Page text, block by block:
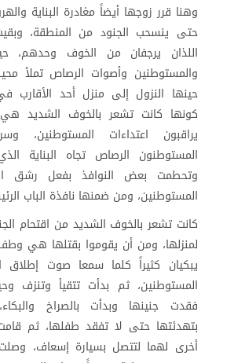
وهنا قرر زوجها أيضاً مغادرة البناية
حتى ينسحب الجنود من المنطقة،
اللذان يرجفان من الخوف وحدهم،
والمستوطنين وأصوات الرصاص تملأ
حينها النزول إلى منزل أحد الأقارب
كونها كانت تشعر بالخوف الشديد هي
يراقبون اعتداءات المستوطنين،
المستوطنون الرصاص تجاه البناية
وتحطمت بعض النوافذ بفعل رشق
المستوطنين، ومن ضمنها نافذة الباب
كانت تشعر بالخوف الشديد من اقتحام
لمنزلها، ومن أن يقوموا بقتلها هي
يبكيان كثيراً كلما سمعا صوت إطلاق
المستوطنين، ثم بدأت تتقيأ وتنزف
فقدت جنينها وبدأت بالصراخ
بتهدئتها حتى لا تفقد طفلها، ثم قامت
أخرى لهما لتتصل بسيارة إسعاف،